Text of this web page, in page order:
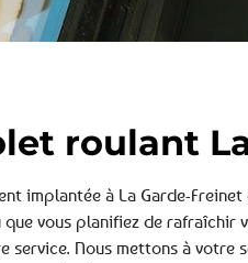
roulant
implantée à La Garde-
vous planifiez de rafraîchir
service. Nous mettons à votre